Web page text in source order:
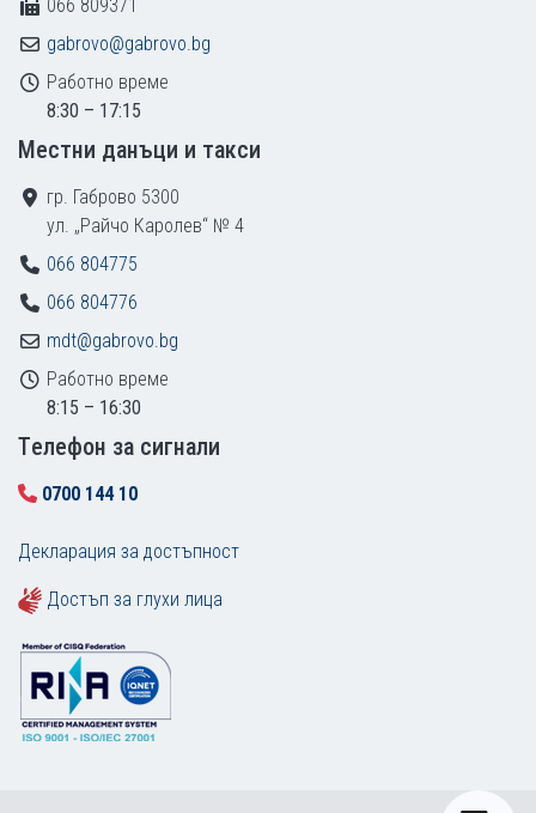
066 809371
gabrovo@gabrovo.bg
Работно време
8:30 – 17:15
Местни данъци и такси
гр. Габрово 5300
ул. „Райчо Каролев“ № 4
066 804775
066 804776
mdt@gabrovo.bg
Работно време
8:15 – 16:30
Tелефон за сигнали
0700 144 10
Декларация за достъпност
Достъп за глухи лица